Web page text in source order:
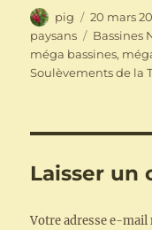
Auteur
pig
Publié
le
20 mars
paysans
Étiquettes
Bassines
méga bassines,
Soulèvements de la
Laisser un
Votre adresse e-mail